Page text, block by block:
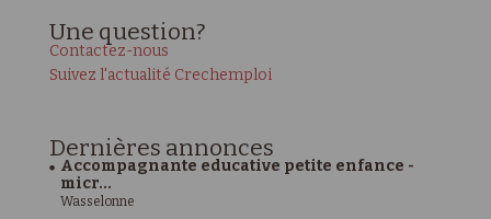
Une question?
Contactez-nous
Suivez l'actualité Crechemploi
Dernières annonces
Accompagnante educative petite enfance -
micr...
Wasselonne